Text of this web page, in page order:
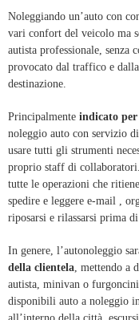
Noleggiando un’auto con
vari confort del veicolo ma
autista professionale, senza
provocato dal traffico e
destinazione.
Principalmente indicato per
noleggio auto con servizio
usare tutti gli strumenti
proprio staff di
tutte le operazioni che
spedire e leggere e-mail ,
riposarsi e rilassarsi prima
In genere, l’autonoleggio
della clientela, mettendo a
autista, minivan o
disponibili auto a noleggio